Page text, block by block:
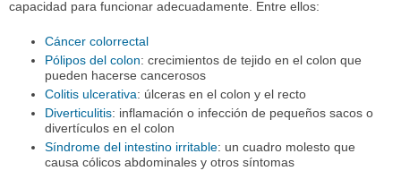
capacidad para funcionar adecuadamente. Entre ellos:
Cáncer colorrectal
Pólipos del colon: crecimientos de tejido en el colon que
pueden hacerse cancerosos
Colitis ulcerativa: úlceras en el colon y el recto
Diverticulitis: inflamación o infección de pequeños sacos o
divertículos en el colon
Síndrome del intestino irritable: un cuadro molesto que
causa cólicos abdominales y otros síntomas